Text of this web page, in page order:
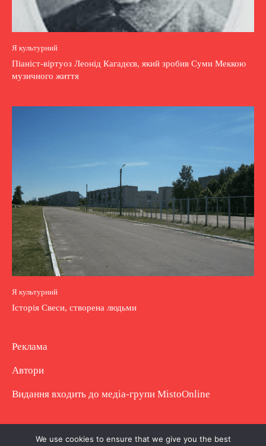
Я культурний
Піаніст-віртуоз Леонід Кагадєєв, який зробив Суми Меккою
музичного життя
Я культурний
Історія Свеси, створена людьми
Реклама
Автори
Видання входить до медіа-групи MistoOnline
Copyright © Повне використання матеріалу
We use cookies to ensure that we give you the best